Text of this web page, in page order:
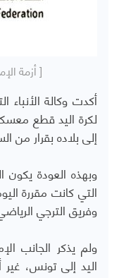
[ أزمة
أكدت وكالة الأنباء
لكرة اليد قطع
إلى بلاده بقرار من
وبهذه العودة يكون
التي كانت مقررة
وفريق الترجي
ولم يذكر الجانب
اليد إلى تونس،